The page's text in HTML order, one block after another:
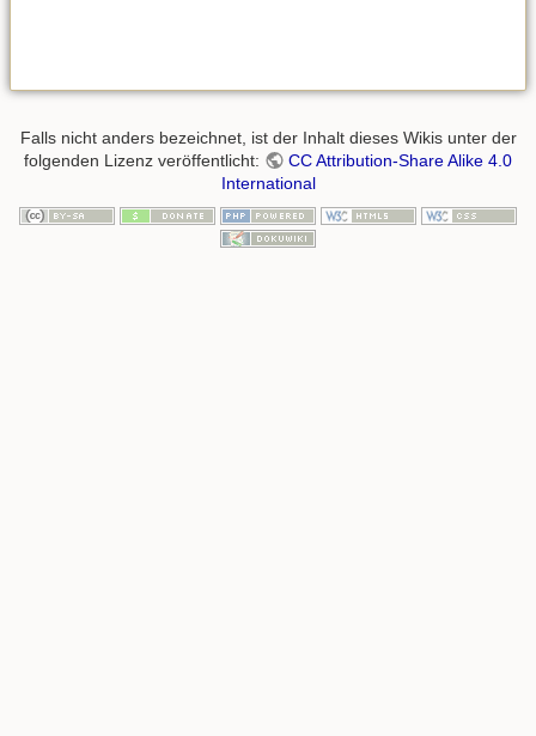
Falls nicht anders bezeichnet, ist der Inhalt dieses Wikis unter der
folgenden Lizenz veröffentlicht:
CC Attribution-Share Alike 4.0
International